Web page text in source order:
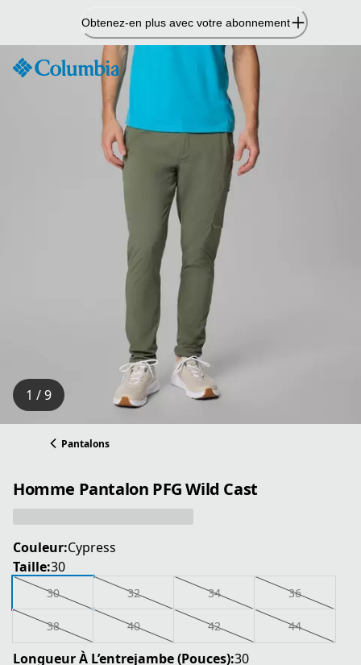
contenu
Obtenez-en plus avec votre abonnement
1 / 9
Pantalons
Homme Pantalon PFG Wild Cast
Couleur:Cypress
Taille:30
30 32 34 36
38 40 42 44
Longueur À L’entrejambe (Pouces):30